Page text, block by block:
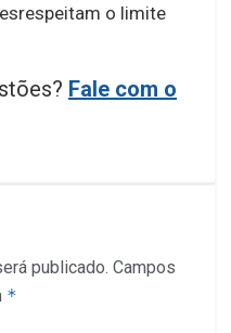
o limite
Fale com o
publicado. Campos
*